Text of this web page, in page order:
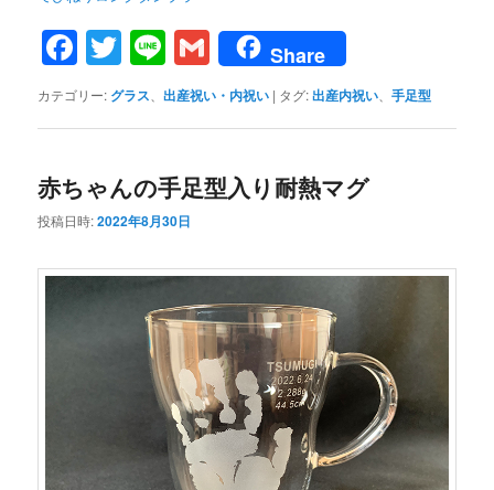
Facebook
Twitter
LineGmail
Share
カテゴリー: グラス 、出産祝い・内祝い | タグ:出産内祝い 、手足型
赤ちゃんの手足型入り耐熱マグ
投稿日時:2022年8月30日